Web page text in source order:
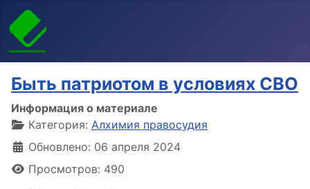
Быть патриотом в условиях СВО
Информация о материале
Категория: Алхимия правосудия
Обновлено: 06 апреля 2024
Просмотров: 490